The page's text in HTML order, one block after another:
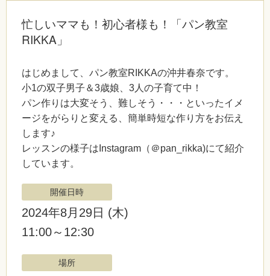
忙しいママも！初心者様も！「パン教室
RIKKA」
はじめまして、パン教室RIKKAの沖井春奈です。
小1の双子男子＆3歳娘、3人の子育て中！
パン作りは大変そう、難しそう・・・といったイメ
ージをがらりと変える、簡単時短な作り方をお伝え
します♪
レッスンの様子はInstagram（＠pan_rikka)にて紹介
しています。
開催日時
2024年8月29日 (木)
11:00～12:30
場所